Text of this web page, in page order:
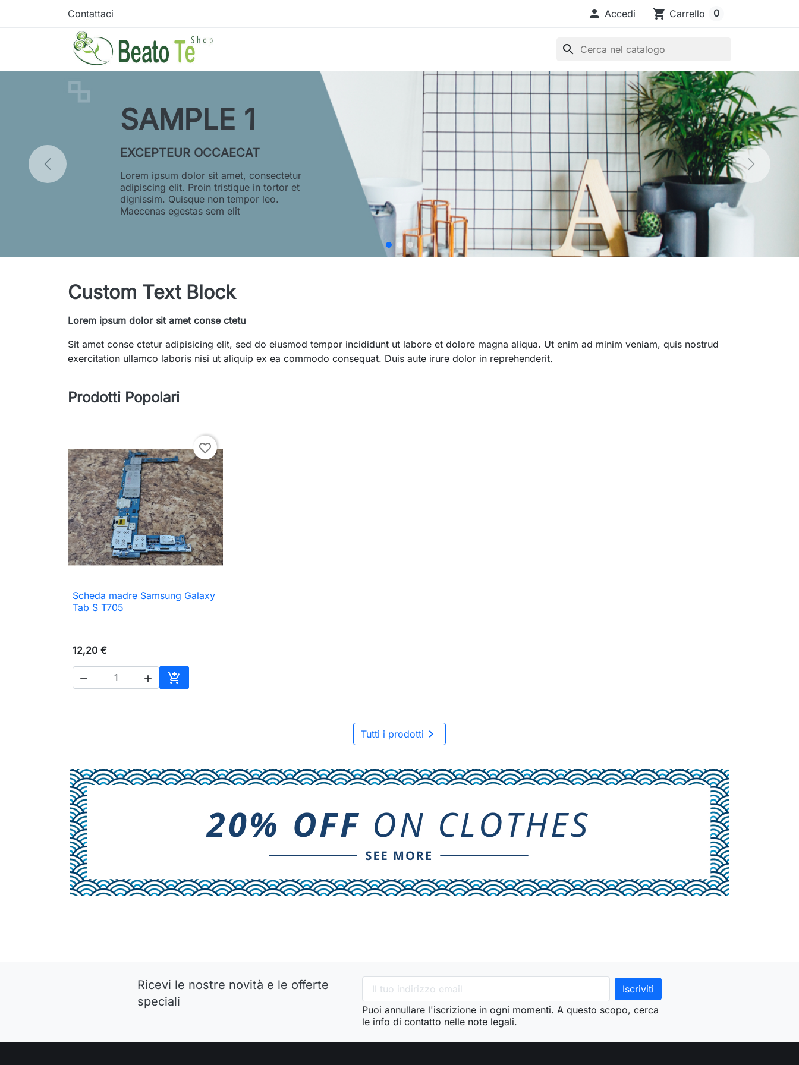
Contattaci  Accedi shopping_cart Carrello 0
search
SAMPLE 1
EXCEPTEUR OCCAECAT
Lorem ipsum dolor sit amet, consectetur
adipiscing elit. Proin tristique in tortor et
dignissim. Quisque non tempor leo.
Maecenas egestas sem elit
Custom Text Block
Lorem ipsum dolor sit amet conse ctetu
Sit amet conse ctetur adipisicing elit, sed do eiusmod tempor incididunt ut labore et dolore magna aliqua. Ut enim ad minim veniam, quis nostrud
exercitation ullamco laboris nisi ut aliquip ex ea commodo consequat. Duis aute irure dolor in reprehenderit.
Prodotti Popolari
favorite_border
 Anteprima
Scheda madre Samsung Galaxy
Tab S T705
12,20 €
  
Aggiungi al carrello
Tutti i prodotti 
Ricevi le nostre novità e le offerte
speciali
Puoi annullare l'iscrizione in ogni momenti. A questo scopo, cerca
le info di contatto nelle note legali.